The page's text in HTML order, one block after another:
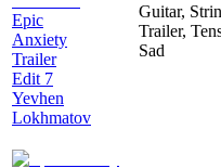
Epic
Anxiety
Trailer
Edit 7
Yevhen
Lokhmatov
Guitar,
Trailer,
Sad